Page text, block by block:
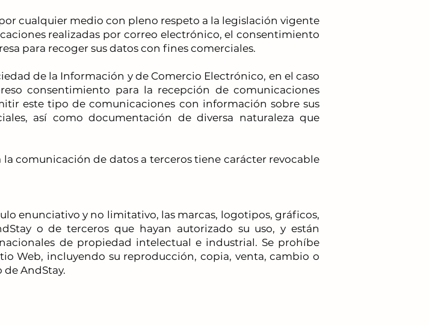
cualquier medio con pleno respeto a la legislación vigente
realizadas por correo electrónico, el consentimiento
para recoger sus datos con fines comerciales.
de la Información y de Comercio Electrónico, en el caso
consentimiento para la recepción de comunicaciones
este tipo de comunicaciones con información sobre sus
así como documentación de diversa naturaleza que
comunicación de datos a terceros tiene carácter revocable
enunciativo y no limitativo, las marcas, logotipos, gráficos,
o de terceros que hayan autorizado su uso, y están
de propiedad intelectual e industrial. Se prohíbe
Web, incluyendo su reproducción, copia, venta, cambio o
AndStay.